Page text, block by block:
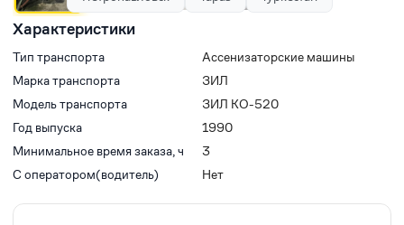
Характеристики
Тип транспорта
Ассенизаторские машины
Марка транспорта
ЗИЛ
Модель транспорта
ЗИЛ КО-520
Год выпуска
1990
Минимальное время заказа, ч
3
С оператором(водитель)
Нет